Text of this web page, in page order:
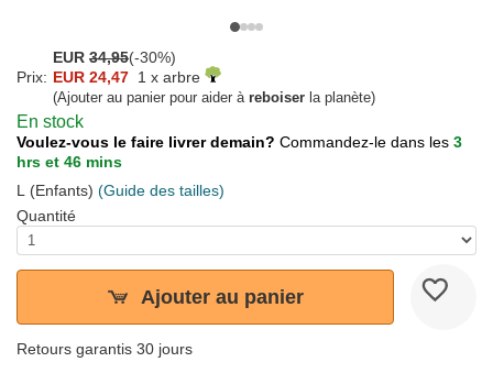
EUR 34,95(-30%)
Prix: EUR 24,47 1 x arbre
(Ajouter au panier pour aider à reboiser la planète)
En stock
Voulez-vous le faire livrer demain? Commandez-le dans les 3
hrs et 46 mins
L (Enfants) (Guide des tailles)
Quantité
Ajouter au panier
Retours garantis 30 jours